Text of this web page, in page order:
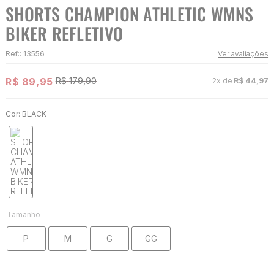
SHORTS CHAMPION ATHLETIC WMNS
BIKER REFLETIVO
Ref:: 13556 Ver avaliações
R$ 89,95 R$ 179,90 2x de R$ 44 97
Cor: BLACK
Tamanho
P M G GG